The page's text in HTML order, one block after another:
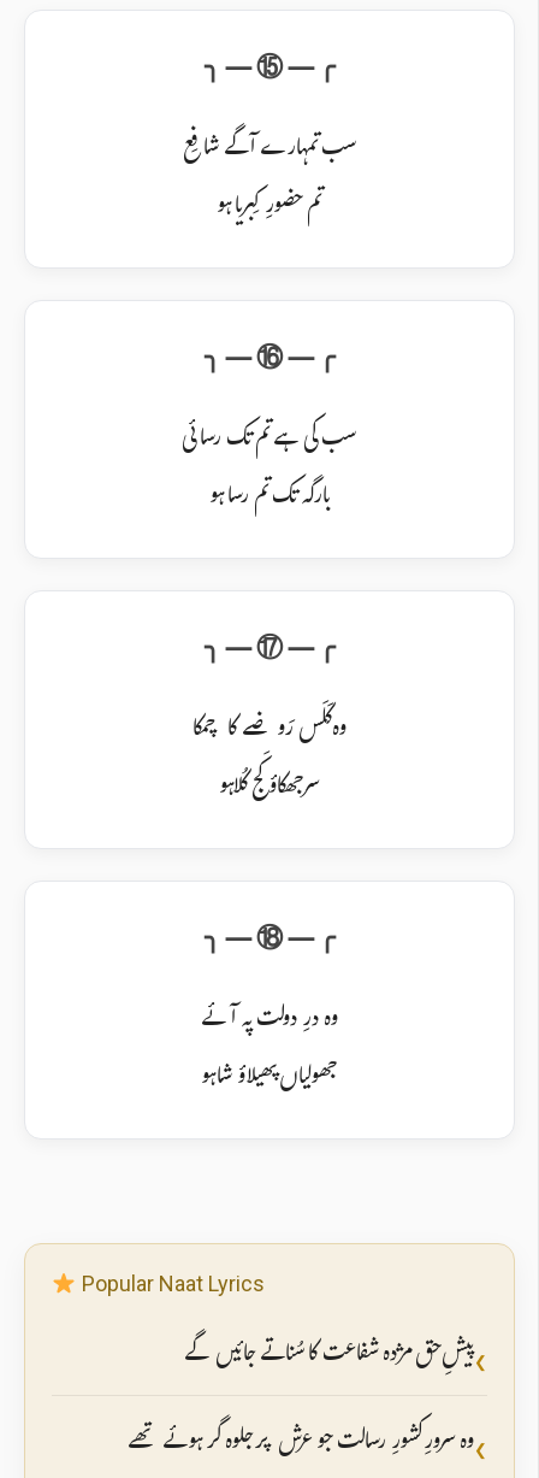
سب تمہارے آگے شافِع
تم حضورِ کِبریا ہو
سب کی ہے تم تک رسائی
بارگہ تک تم رسا ہو
وہ کَلَس رَوضے کا چمکا
سر جھکاؤ کَج کُلاہو
وہ درِ دولت پہ آئے
جھولیاں پھیلاؤ شاہو
Popular Naat Lyrics
❮پیشِ حق مژدہ شفاعت کا سُناتے جائیں گے
❮وہ سرورِ کشورِ رسالت جو عرش پر جلوہ گر ہوئے تھے